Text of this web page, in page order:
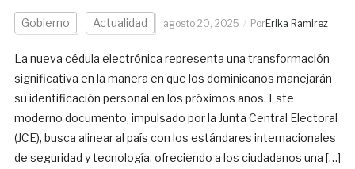
Gobierno Actualidad agosto 20, 2025 Por Erika Ramirez
La nueva cédula electrónica representa una transformación
significativa en la manera en que los dominicanos manejarán
su identificación personal en los próximos años. Este
moderno documento, impulsado por la Junta Central Electoral
(JCE), busca alinear al país con los estándares internacionales
de seguridad y tecnología, ofreciendo a los ciudadanos una […]